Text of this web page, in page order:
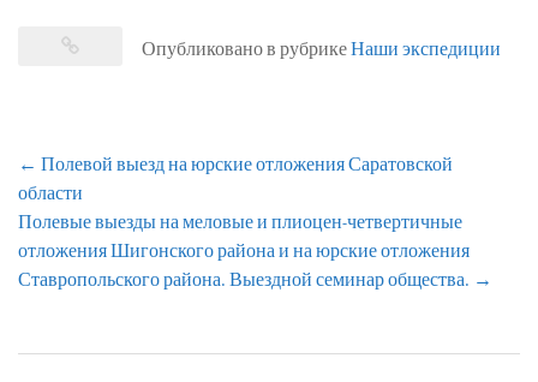
Опубликовано в рубрикеНаши экспедиции
Навигация
по
записям
← Полевой выезд на юрские отложения Саратовской
области
Полевые выезды на меловые и плиоцен-четвертичные
отложения Шигонского района и на юрские отложения
Ставропольского района. Выездной семинар общества. →